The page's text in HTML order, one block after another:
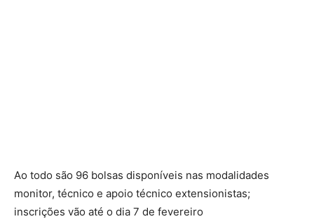
Ao todo são 96 bolsas disponíveis nas modalidades
monitor, técnico e apoio técnico extensionistas;
inscrições vão até o dia 7 de fevereiro